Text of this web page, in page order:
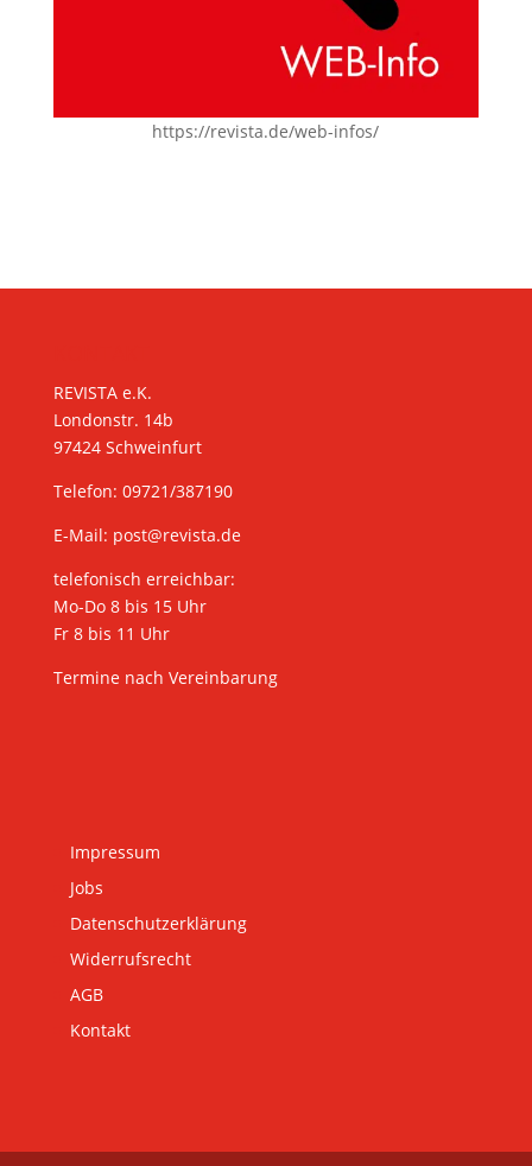
https://revista.de/web-infos/
REVISTA e.K.
Londonstr. 14b
97424 Schweinfurt
Telefon: 09721/387190
E-Mail: post@revista.de
telefonisch erreichbar:
Mo-Do 8 bis 15 Uhr
Fr 8 bis 11 Uhr
Termine nach Vereinbarung
Impressum
Jobs
Datenschutzerklärung
Widerrufsrecht
AGB
Kontakt